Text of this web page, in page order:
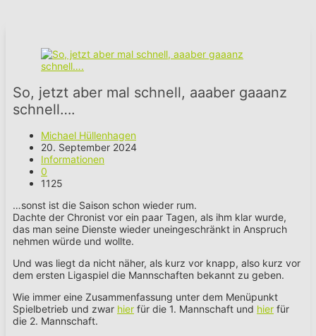
So, jetzt aber mal schnell, aaaber gaaanz
schnell….
Michael Hüllenhagen
20. September 2024
Informationen
0
1125
…sonst ist die Saison schon wieder rum.
Dachte der Chronist vor ein paar Tagen, als ihm klar wurde,
das man seine Dienste wieder uneingeschränkt in Anspruch
nehmen würde und wollte.
Und was liegt da nicht näher, als kurz vor knapp, also kurz vor
dem ersten Ligaspiel die Mannschaften bekannt zu geben.
Wie immer eine Zusammenfassung unter dem Menüpunkt
Spielbetrieb und zwar hier für die 1. Mannschaft und hier für
die 2. Mannschaft.